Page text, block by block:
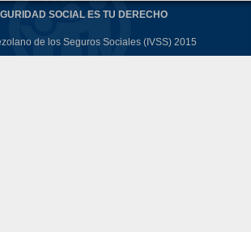
SOCIAL ES TU DERECHO
de los Seguros Sociales (IVSS) 2015